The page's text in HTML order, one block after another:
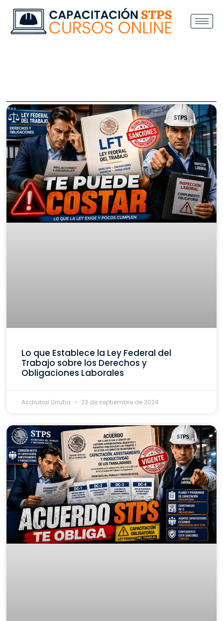
Lo que Establece la Ley Federal del
Trabajo sobre los Derechos y
Obligaciones Laborales
Asdrubal Urrutia 23 de septiembre de 2024